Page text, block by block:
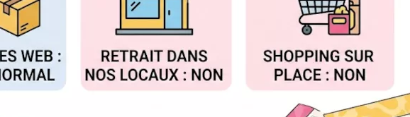
Réf. :ABM-26-STAMP937
Art By Marlene pour Studio Light
planche 4 tampons transparents
ACCEPTER TOUT